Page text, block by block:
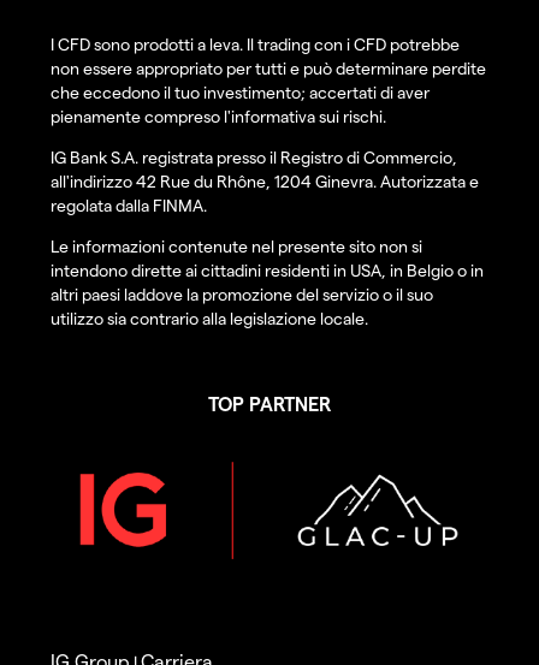
I CFD sono prodotti a leva. Il trading con i CFD potrebbe
non essere appropriato per tutti e può determinare perdite
che eccedono il tuo investimento; accertati di aver
pienamente compreso l'informativa sui rischi.
IG Bank S.A. registrata presso il Registro di Commercio,
all'indirizzo 42 Rue du Rhône, 1204 Ginevra. Autorizzata e
regolata dalla FINMA.
Le informazioni contenute nel presente sito non si
intendono dirette ai cittadini residenti in USA, in Belgio o in
altri paesi laddove la promozione del servizio o il suo
utilizzo sia contrario alla legislazione locale.
TOP PARTNER